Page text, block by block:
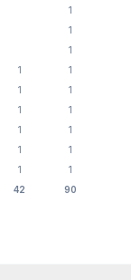
1
1
1
1
1
1
1
1
1
1
1
1
1
1
1
42 90